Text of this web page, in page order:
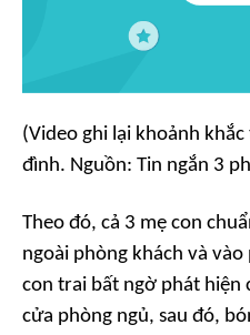
(Video ghi lại khoảnh
đình. Nguồn: Tin ngắn 3
Theo đó, cả 3 mẹ con
ngoài phòng khách và vào
con trai bất ngờ phát hiện
cửa phòng ngủ, sau đó,